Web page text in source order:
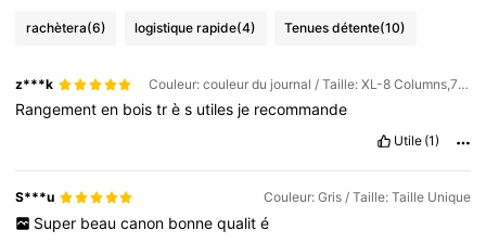
rachètera(6) logistique rapide(4) Tenues détente(10)
z***k Couleur: couleur du journal / Taille: XL-8 Columns,7 grids 31CM
Rangementen boistrès utiles je recommande
Utile (1)
S***u Couleur: Gris / Taille: Taille Unique
Super beau canon bonne qualit é